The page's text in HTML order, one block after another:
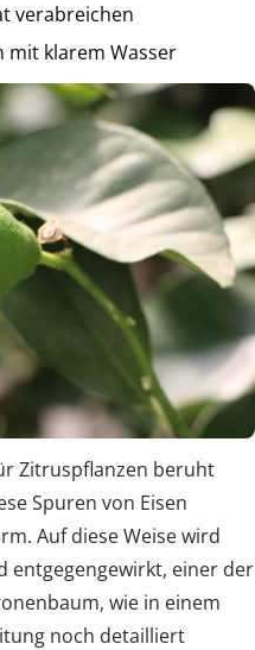
verabreichen
mit klarem Wasser
Zitruspflanzen beruht
Spuren von Eisen
Auf diese Weise wird
entgegengewirkt, einer der
wie in einem
noch detailliert